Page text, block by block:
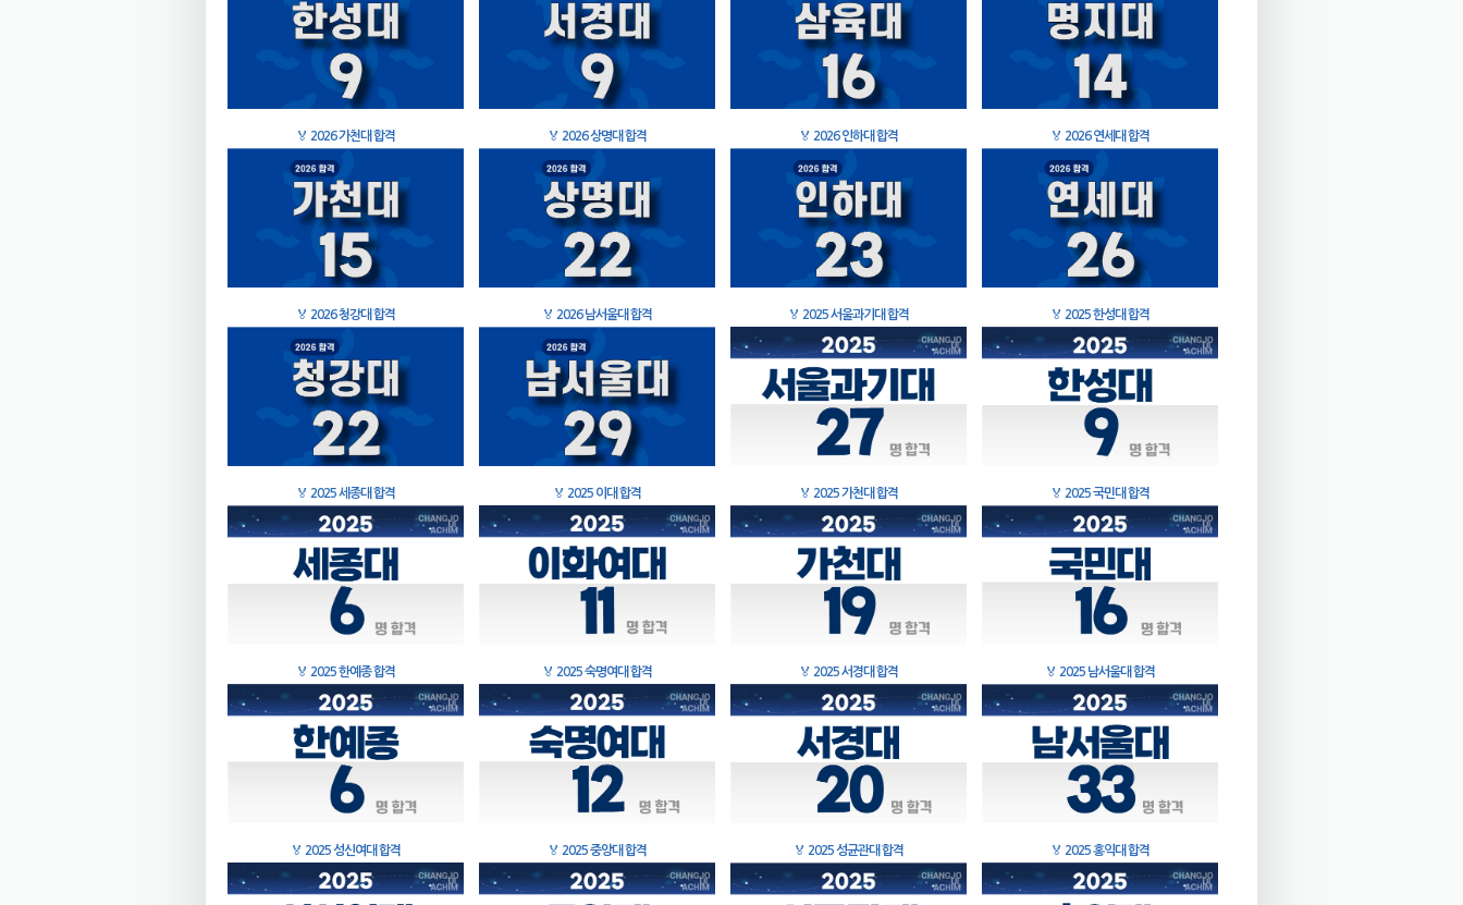
🏅 2026 가천대 합격 🏅 2026 상명대 합격 🏅 2026 인하대 합격 🏅 2026 연세대 합격
🏅 2026 청강대 합격 🏅 2026 남서울대 합격 🏅 2025 서울과기대 합격 🏅 2025 한성대 합격
🏅 2025 세종대 합격 🏅 2025 이대 합격 🏅 2025 가천대 합격 🏅 2025 국민대 합격
🏅 2025 한예종 합격 🏅 2025 숙명여대 합격 🏅 2025 서경대 합격 🏅 2025 남서울대 합격
🏅 2025 성신여대 합격 🏅 2025 중앙대 합격 🏅 2025 성균관대 합격 🏅 2025 홍익대 합격